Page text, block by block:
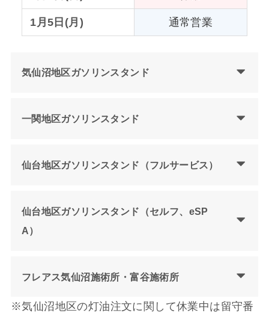
1月5日(月) 通常営業
気仙沼地区ガソリンスタンド
一関地区ガソリンスタンド
仙台地区ガソリンスタンド（フルサービス）
仙台地区ガソリンスタンド（セルフ、eSP
A）
フレアス気仙沼施術所・富谷施術所
※気仙沼地区の灯油注文に関して休業中は留守番